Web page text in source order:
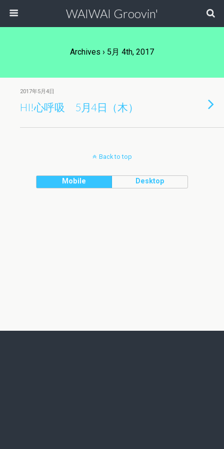
WAIWAI Groovin'
Archives › 5月 4th, 2017
2017年5月4日
HI!心呼吸 5月4日（木）
Back to top
Mobile Desktop